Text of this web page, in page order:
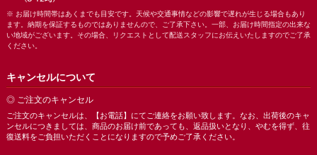
※ お届け時間帯はあくまでも目安です。天候や交通事情などの影響で遅れが生じる場合もあり
ます。納期を保証するものではありませんので、ご了承下さい。一部、お届け時間指定の出来な
い地域がございます。その場合、リクエストとして配送スタッフにお伝えいたしますのでご了承
ください。
キャンセルについて
◎ ご注文のキャンセル
ご注文のキャンセルは、【お電話】にてご連絡をお願い致します。なお、出荷後のキャ
ンセルにつきましては、商品のお届け前であっても、返品扱いとなり、やむを得ず、往
復送料をご負担いただくことになりますので予めご了承ください。